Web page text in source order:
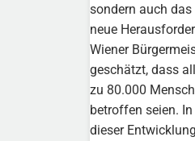
sondern auch
neue
Wiener
geschätzt, dass
zu 80.000
betroffen seien.
dieser